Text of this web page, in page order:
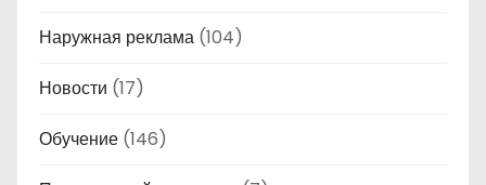
Наружная реклама (104)
Новости (17)
Обучение (146)